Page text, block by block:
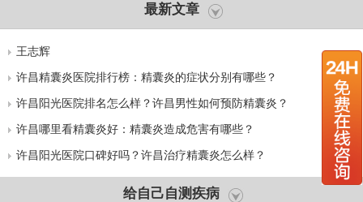
最新文章
王志辉
许昌精囊炎医院排行榜：精囊炎的症状分别有哪些？
许昌阳光医院排名怎么样？许昌男性如何预防精囊炎？
许昌哪里看精囊炎好：精囊炎造成危害有哪些？
许昌阳光医院口碑好吗？许昌治疗精囊炎怎么样？
给自己自测疾病